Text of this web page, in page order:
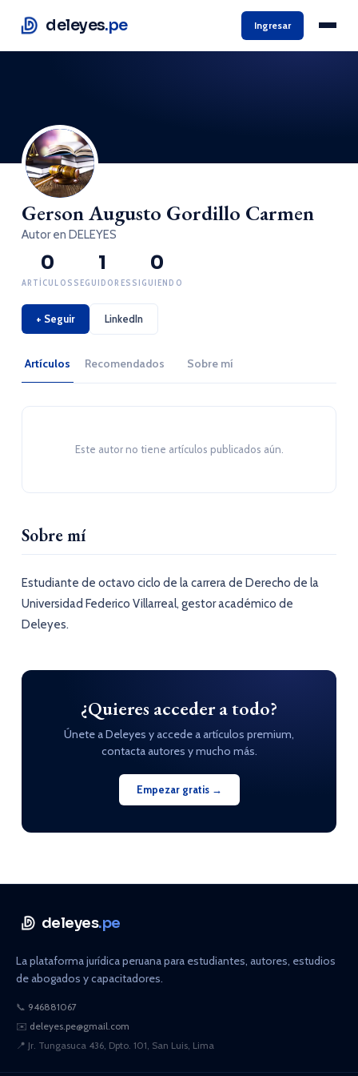
deleyes.pe Ingresar
Gerson Augusto Gordillo Carmen
Autor en DELEYES
0
ARTÍCULOS
1
SEGUIDORES
0
SIGUIENDO
+ Seguir LinkedIn
Artículos Recomendados Sobre mí
Este autor no tiene artículos publicados aún.
Sobre mí
Estudiante de octavo ciclo de la carrera de Derecho de la
Universidad Federico Villarreal, gestor académico de
Deleyes.
¿Quieres acceder a todo?
Únete a Deleyes y accede a artículos premium,
contacta autores y mucho más.
Empezar gratis →
deleyes.pe
La plataforma jurídica peruana para estudiantes, autores, estudios
de abogados y capacitadores.
📞 946881067
✉️ deleyes.pe@gmail.com
📍 Jr. Tungasuca 436, Dpto. 101, San Luis, Lima